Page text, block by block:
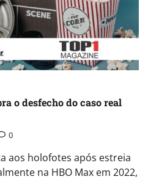
o desfecho do caso real
0
aos holofotes após estreia
na HBO Max em 2022,